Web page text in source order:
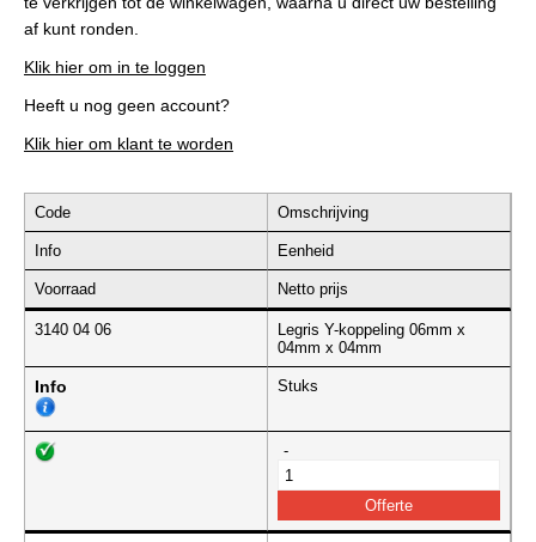
af kunt ronden.
Klik hier om in te loggen
Heeft u nog geen account?
Klik hier om klant te worden
Code Omschrijving
Info Eenheid
Voorraad Netto prijs
3140 04 06
Legris Y-koppeling 06mm x
04mm x 04mm
Info Stuks
-